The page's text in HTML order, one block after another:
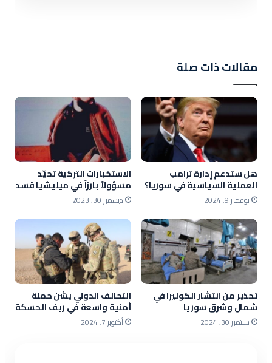
مقالات ذات صلة
هل ستدعم إدارة ترامب
العملية السياسية في سوريا؟
نوفمبر 9, 2024
الاستخبارات التركية تحيّد
مسؤولاً بارزاً في ميليشيا قسد
ديسمبر 30, 2023
تحذير من انتشار الكوليرا في
شمال وشرق سوريا
سبتمبر 30, 2024
التحالف الدولي يشن حملة
أمنية واسعة في ريف الحسكة
أكتوبر 7, 2024